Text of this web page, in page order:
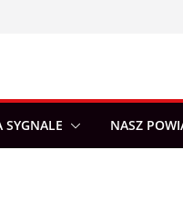
SYGNALE NASZ